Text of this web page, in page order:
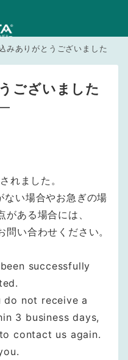
みありがとうございました
ございました
れました。
ない場合やお急ぎの場
ある場合には、
い合わせください。
successfully
do not receive a
3 business days,
contact us again.